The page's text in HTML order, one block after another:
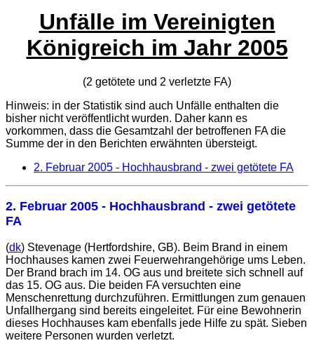
Unfälle im Vereinigten
Königreich im Jahr 2005
(2 getötete und 2 verletzte FA)
Hinweis: in der Statistik sind auch Unfälle enthalten die
bisher nicht veröffentlicht wurden. Daher kann es
vorkommen, dass die Gesamtzahl der betroffenen FAdie
Summe der in den Berichten erwähnten übersteigt.
2. Februar 2005 - Hochhausbrand - zwei getötete FA
2. Februar 2005 - Hochhausbrand - zwei getötete
FA
(dk) Stevenage (Hertfordshire, GB). Beim Brand in einem
Hochhauses kamen zwei Feuerwehrangehörige ums Leben.
Der Brand brach im 14. OG aus und breitete sich schnell auf
das 15. OG aus. Die beiden FA versuchten eine
Menschenrettung durchzuführen. Ermittlungen zum genauen
Unfallhergang sind bereits eingeleitet. Für eine Bewohnerin
dieses Hochhauses kam ebenfalls jede Hilfe zu spät. Sieben
weitere Personen wurden verletzt.